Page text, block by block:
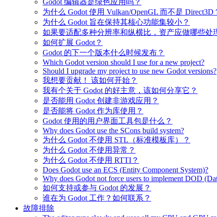
Godot 编辑器是绿色应用吗？
为什么 Godot 使用 Vulkan/OpenGL 而不是 Direct3D
为什么 Godot 旨在保持其核心功能集较小？
如果要适配多种分辨率和纵横比，资产应做哪些处
如何扩展 Godot？
Godot 的下一个版本什么时候发布？
Which Godot version should I use for a new project?
Should I upgrade my project to use new Godot versions?
我想要贡献！ 该如何开始？
我有个关于 Godot 的好主意，该如何分享它？
是否能用 Godot 创建非游戏应用？
是否能将 Godot 作为库使用？
Godot 使用的用户界面工具包是什么？
Why does Godot use the SCons build system?
为什么 Godot 不使用 STL（标准模板库）？
为什么 Godot 不使用异常？
为什么 Godot 不使用 RTTI？
Does Godot use an ECS (Entity Component System)?
Why does Godot not force users to implement DOD
如何支持或参与 Godot 的发展？
谁在为 Godot 工作？如何联系？
故障排除